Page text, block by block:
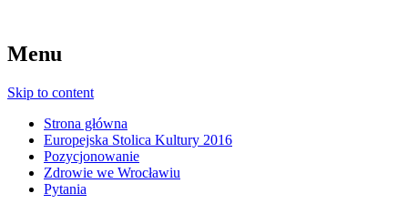
Menu
Skip to content
Strona główna
Europejska Stolica Kultury 2016
Pozycjonowanie
Zdrowie we Wrocławiu
Pytania